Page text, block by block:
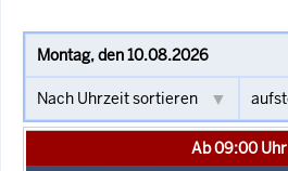
Ab 09:00 Uhr